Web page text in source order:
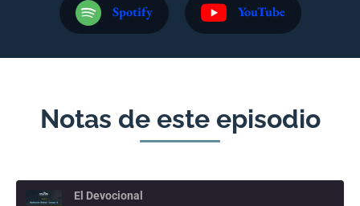
Spotify YouTube
Notas de este episodio
El Devocional